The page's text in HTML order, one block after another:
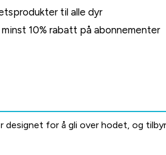
til alle dyr
10% rabatt på abonnementer
designet for å gli over hodet, og